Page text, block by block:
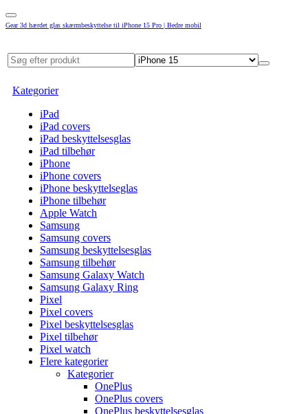
Gear 3d hærdet glas skærmbeskyttelse til iPhone 15 Pro | Bedre mobil
Kategorier
iPad
iPad covers
iPad beskyttelsesglas
iPad tilbehør
iPhone
iPhone covers
iPhone beskyttelseglas
iPhone tilbehør
Apple Watch
Samsung
Samsung covers
Samsung beskyttelsesglas
Samsung tilbehør
Samsung Galaxy Watch
Samsung Galaxy Ring
Pixel
Pixel covers
Pixel beskyttelsesglas
Pixel tilbehør
Pixel watch
Flere kategorier
Kategorier
OnePlus
OnePlus covers
OnePlus beskyttelsesglas